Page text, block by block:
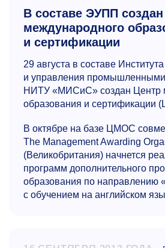
В составе ЭУПП
международного
и сертификации
29 августа в составе
и управления
НИТУ «МИСиС» создан Центр
образования и сертификации
В октябре на базе ЦМОС
The Management Awarding
(Великобритания) начнется
программ дополнительного
образования по направлению
с обучением на английском